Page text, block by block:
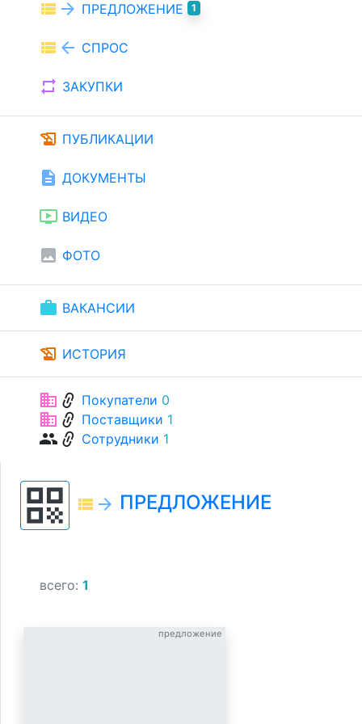
view_list arrow_forward ПРЕДЛОЖЕНИЕ 1
view_list arrow_back СПРОС
repeat ЗАКУПКИ
history_edu ПУБЛИКАЦИИ
description ДОКУМЕНТЫ
ondemand_video ВИДЕО
image ФОТО
work ВАКАНСИИ
history_edu ИСТОРИЯ
businesslink Покупатели 0
businesslink Поставщики 1
grouplink Сотрудники 1
qr_code view_list arrow_forward ПРЕДЛОЖЕНИЕ
всего: 1
предложение